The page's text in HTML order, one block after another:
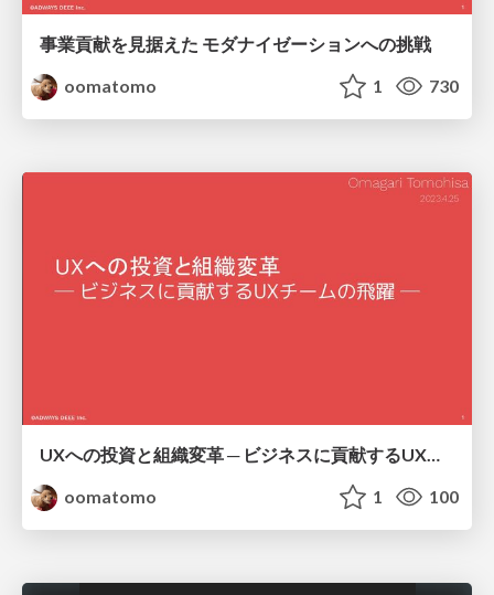
事業貢献を見据えた モダナイゼーションへの挑戦
oomatomo
1 730
UXへの投資と組織変革 ─ ビジネスに貢献するUXチームの飛躍 ─
oomatomo
1 100